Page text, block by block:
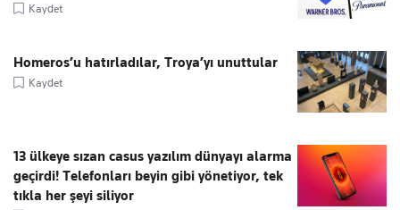
Kaydet
Homeros’u hatırladılar, Troya’yı unuttular
Kaydet
13 ülkeye sızan casus yazılım dünyayı alarma
geçirdi! Telefonları beyin gibi yönetiyor, tek
tıkla her şeyi siliyor